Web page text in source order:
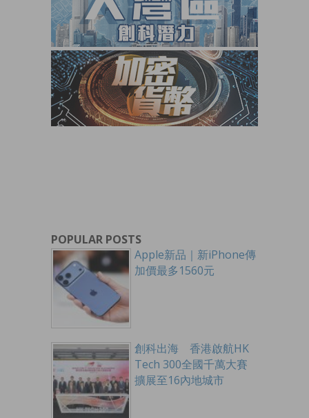
POPULAR POSTS
Apple新品｜新iPhone傳
加價最多1560元
創科出海 香港啟航HK
Tech 300全國千萬大賽
擴展至16內地城市